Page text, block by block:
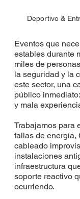
Deportivo &
Eventos que
estables durante
miles de
la seguridad y la
este sector, una
público
y mala
Trabajamos para
fallas de energía,
cableado
instalaciones
infraestructura
soporte reactivo
ocurriendo.